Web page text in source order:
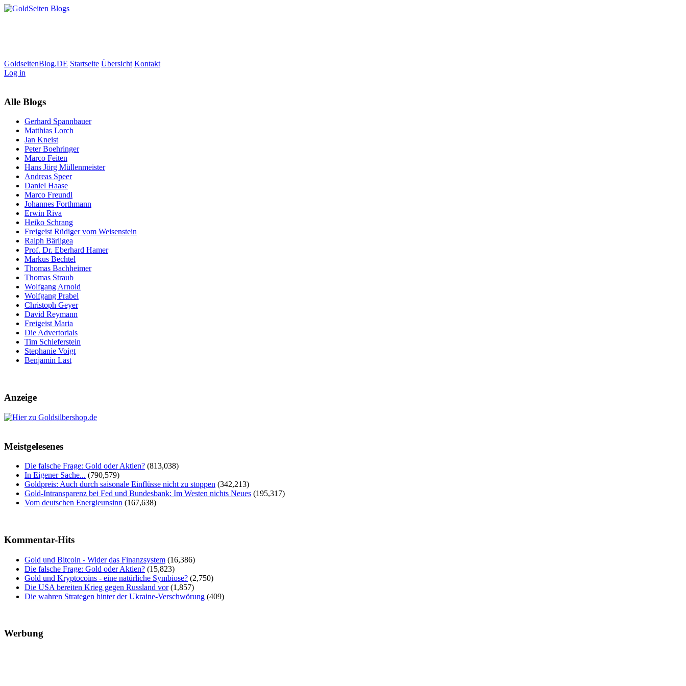
GoldseitenBlog.DE Startseite Übersicht Kontakt
Log in
Alle Blogs
Gerhard Spannbauer
Matthias Lorch
Jan Kneist
Peter Boehringer
Marco Feiten
Hans Jörg Müllenmeister
Andreas Speer
Daniel Haase
Marco Freundl
Johannes Forthmann
Erwin Riva
Heiko Schrang
Freigeist Rüdiger vom Weisenstein
Ralph Bärligea
Prof. Dr. Eberhard Hamer
Markus Bechtel
Thomas Bachheimer
Thomas Straub
Wolfgang Arnold
Wolfgang Prabel
Christoph Geyer
David Reymann
Freigeist Maria
Die Advertorials
Tim Schieferstein
Stephanie Voigt
Benjamin Last
Anzeige
Meistgelesenes
Die falsche Frage: Gold oder Aktien? (813,038)
In Eigener Sache... (790,579)
Goldpreis: Auch durch saisonale Einflüsse nicht zu stoppen (342,213)
Gold-Intransparenz bei Fed und Bundesbank: Im Westen nichts Neues (195,317)
Vom deutschen Energieunsinn (167,638)
Kommentar-Hits
Gold und Bitcoin - Wider das Finanzsystem (16,386)
Die falsche Frage: Gold oder Aktien? (15,823)
Gold und Kryptocoins - eine natürliche Symbiose? (2,750)
Die USA bereiten Krieg gegen Russland vor (1,857)
Die wahren Strategen hinter der Ukraine-Verschwörung (409)
Werbung